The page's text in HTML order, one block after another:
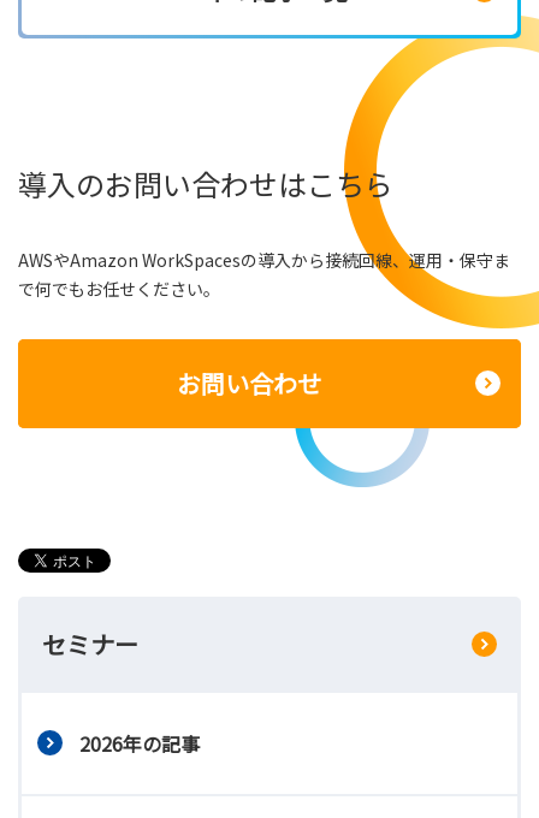
導入のお問い合わせはこちら
AWSやAmazon WorkSpacesの導入から接続回線、運用・保守ま
で何でもお任せください。
お問い合わせ
セミナー
2026年の記事